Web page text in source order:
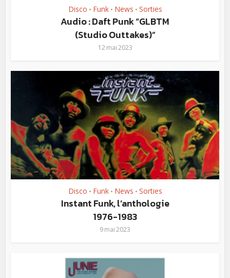
Disco • Funk • News • Sorties
Audio : Daft Punk “GLBTM
(Studio Outtakes)”
12 mai 2023
Disco • Funk • News • Sorties
Instant Funk, l’anthologie
1976-1983
9 mai 2023